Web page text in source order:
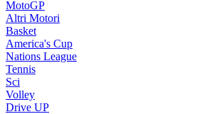
MotoGP
Altri Motori
Basket
America's Cup
Nations League
Tennis
Sci
Volley
Drive UP